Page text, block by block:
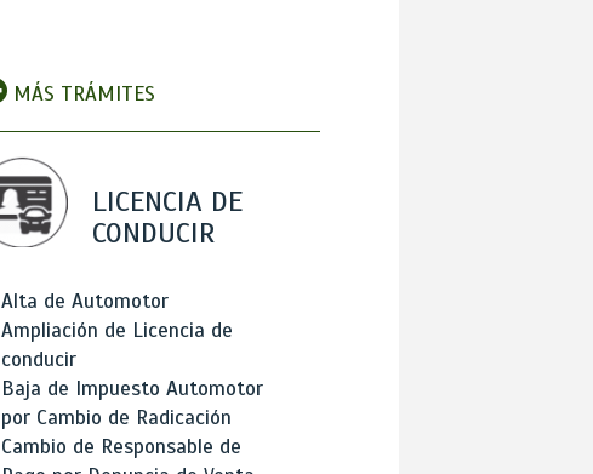
MÁS TRÁMITES
LICENCIA DE
CONDUCIR
Alta de Automotor
Ampliación de Licencia de
conducir
Baja de Impuesto Automotor
por Cambio de Radicación
Cambio de Responsable de